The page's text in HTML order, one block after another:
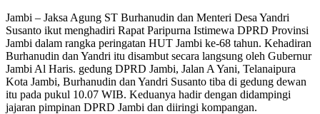
Jambi – Jaksa Agung ST Burhanudin dan Menteri Desa Yandri
Susanto ikut menghadiri Rapat Paripurna Istimewa DPRD Provinsi
Jambi dalam rangka peringatan HUT Jambi ke-68 tahun. Kehadiran
Burhanudin dan Yandri itu disambut secara langsung oleh Gubernur
Jambi Al Haris. gedung DPRD Jambi, Jalan A Yani, Telanaipura
Kota Jambi, Burhanudin dan Yandri Susanto tiba di gedung dewan
itu pada pukul 10.07 WIB. Keduanya hadir dengan didampingi
jajaran pimpinan DPRD Jambi dan diiringi kompangan.